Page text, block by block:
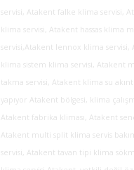
servisi, Atakent falke klima servisi,
klima servisi, Atakent hassas klima
servisi,Atakent lennox klima
klima sistem klima servisi, Atakent
takma servisi, Atakent klima su
yapıyor Atakent bölgesi, klima
Atakent fabrika kliması, Atakent
Atakent multi split klima servis
servisi, Atakent tavan tipi klima